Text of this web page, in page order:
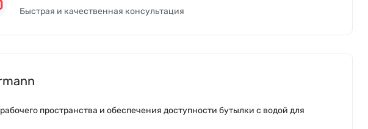
Быстрая и качественная консультация
пространства и обеспечения доступности бутылки с водой для